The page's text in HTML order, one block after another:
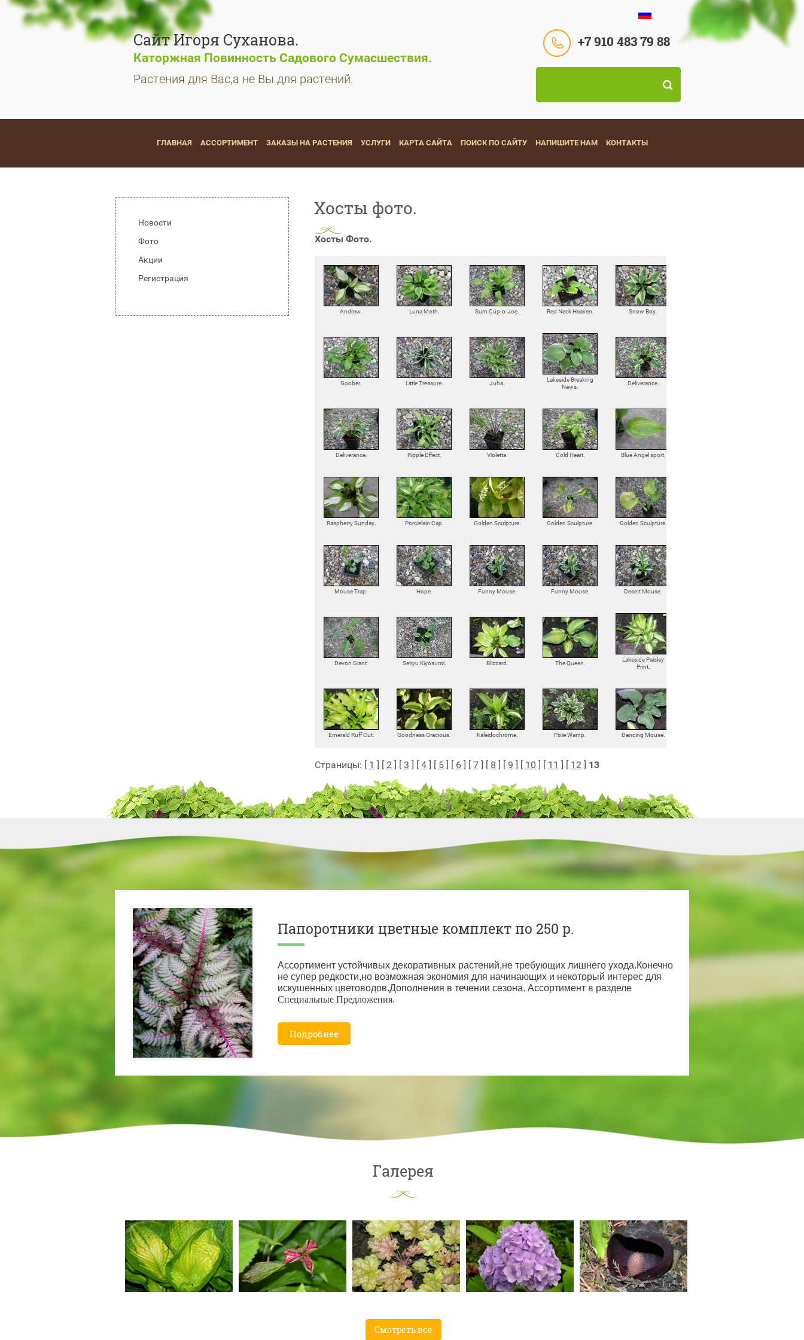
Сайт Игоря Суханова.
Каторжная Повинность Садового Сумасшествия.
Растения для Вас,а не Вы для растений.
+7 910 483 79 88
ГЛАВНАЯ АССОРТИМЕНТ ЗАКАЗЫ НА РАСТЕНИЯ УСЛУГИ КАРТА САЙТА ПОИСК ПО САЙТУ НАПИШИТЕ НАМ КОНТАКТЫ
Новости
Фото
Акции
Регистрация
Хосты фото.
Хосты Фото.
Andrew. Luna Moth. Sum Cup-o-Joe. Red Neck Heaven. Snow Boy.
Goober. Little Treasure. Juha.
Lakeside Breaking
News.
Deliverance.
Deliverance. Ripple Effect. Violetta. Cold Heart. Blue Angel sport.
Raspberry Sunday. Porcielain Cap. Golden Sculpture. Golden Sculpture. Golden Sculpture.
Mouse Trap. Hope. Funny Mouse. Funny Mouse. Desert Mouse.
Devon Giant. Seiryu Kiyosumi. Blizzard. The Queen.
Lakeside Paisley
Print.
Emerald Ruff Cut. Goodness Gracious. Kaleidochrome. Pixie Wamp. Dancing Mouse.
Страницы: [ 1 ] [ 2 ] [ 3 ] [ 4 ] [ 5 ] [ 6 ] [ 7 ] [ 8 ] [ 9 ] [ 10 ] [ 11 ] [ 12 ] 13
Папоротники цветные комплект по 250 р.
Ассортимент устойчивых декоративных растений,не требующих лишнего ухода.Конечно
не супер редкости,но возможная экономия для начинающих и некоторый интерес для
искушенных цветоводов.Дополнения в течении сезона. Ассортимент в разделе
Специальные Предложения.
Подробнее
Галерея
Смотреть все